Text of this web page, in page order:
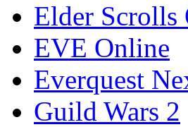
Elder Scrolls
EVE Online
Everquest
Guild Wars 2